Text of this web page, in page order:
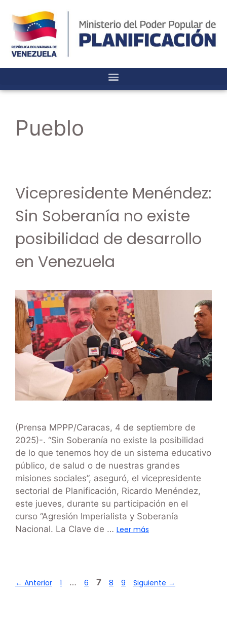
Pueblo
Vicepresidente Menéndez:
Sin Soberanía no existe
posibilidad de desarrollo
en Venezuela
(Prensa MPPP/Caracas, 4 de septiembre de
2025)-. “Sin Soberanía no existe la posibilidad
de lo que tenemos hoy de un sistema educativo
público, de salud o de nuestras grandes
misiones sociales”, aseguró, el vicepresidente
sectorial de Planificación, Ricardo Menéndez,
este jueves, durante su participación en el
curso “Agresión Imperialista y Soberanía
Nacional. La Clave de … Leer más
← Anterior 1 … 6 7 8 9 Siguiente →